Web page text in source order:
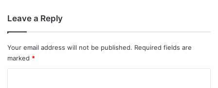
Leave a Reply
Your email address will not be published. Required fields are
marked *